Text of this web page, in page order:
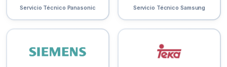
Servicio Técnico Panasonic Servicio Técnico Samsung